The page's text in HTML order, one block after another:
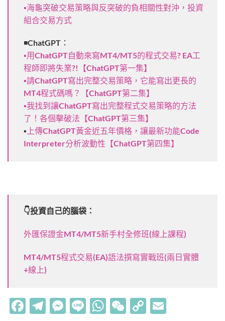
▪海龜突破交易策略與反突破的負相關性對沖，投資
組合交易方式
◾ChatGPT：
▪用ChatGPT自動來寫MT4/MT5的程式交易? EA工
程師即將失業?!【ChatGPT第一集】
▪請ChatGPT寫出完整交易策略，它能寫出更長的
MT4程式碼嗎？【ChatGPT第二集】
▪我找到讓ChatGPT寫出完整程式交易策略的方法
了！各個擊破法【ChatGPT第三集】
▪ 上傳ChatGPT黃金近五年價格，讓最新功能Code
Interpreter分析波動性【ChatGPT第四集】
👇投資自己的腦袋：
外匯保證金MT4/MT5新手村全修班(線上課程)
MT4/MT5程式交易(EA)語法撰寫實戰班(兩日實體
+線上)
Facebook
Telegram
Messenger
LineWhatsApp
WeChat
Copy